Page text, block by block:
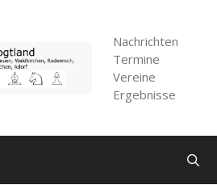
Nachrichten
Termine
Vereine
Ergebnisse